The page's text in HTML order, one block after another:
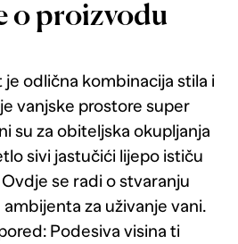
o proizvodu
odlična kombinacija stila i
vanjske prostore super
su za obiteljska okupljanja
sivi jastučići lijepo ističu
se radi o stvaranju
za uživanje vani.
Podesiva visina ti